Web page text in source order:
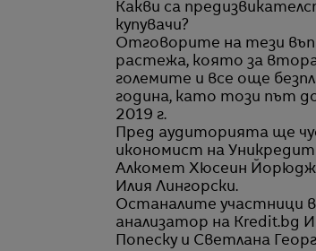
Какви са
купувачи?
Отговорите на тези
растежа, която за
големите и все още
година, като този път
2019 г.
Пред аудиторията ще
икономист на
Алкомет Хюсеин
Илия Лингорски.
Останалите участници
анализатор на Kredit.bg
Попеску и Светлана